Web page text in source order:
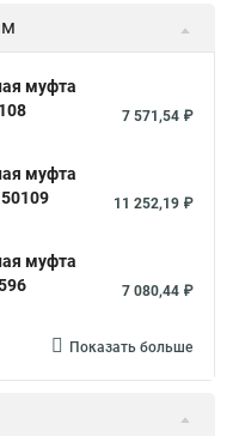
муфта
7 571,54 ₽
муфта
11 252,19 ₽
муфта
7 080,44 ₽
Показать больше